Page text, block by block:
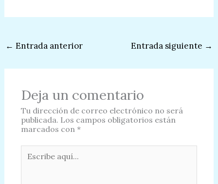
← Entrada anterior Entrada siguiente →
Deja un comentario
Tu dirección de correo electrónico no será
publicada. Los campos obligatorios están
marcados con *
aquí...